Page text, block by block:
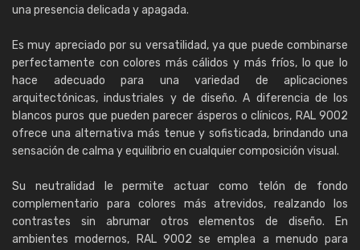
una presencia delicada y apagada.
Es muy apreciado por su versatilidad, ya que puede combinarse
perfectamente con colores más cálidos y más fríos, lo que lo
hace adecuado para una variedad de aplicaciones
arquitectónicas, industriales y de diseño. A diferencia de los
blancos puros que pueden parecer ásperos o clínicos, RAL 9002
ofrece una alternativa más tenue y sofisticada, brindando una
sensación de calma y equilibrio en cualquier composición visual.
Su neutralidad le permite actuar como telón de fondo
complementario para colores más atrevidos, realzando los
contrastes sin abrumar otros elementos de diseño. En
ambientes modernos, RAL 9002 se emplea a menudo para